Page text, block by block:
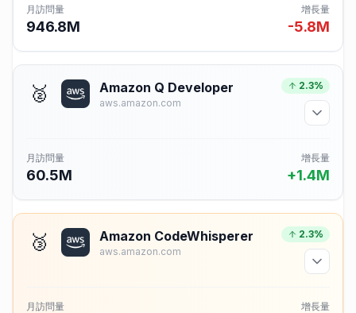
月訪問量
946.8M
增長量
-5.8M
🥈 Amazon Q Developer
aws.amazon.com
2.3%
月訪問量
60.5M
增長量
+1.4M
🥉 Amazon CodeWhisperer
aws.amazon.com
2.3%
月訪問量 增長量